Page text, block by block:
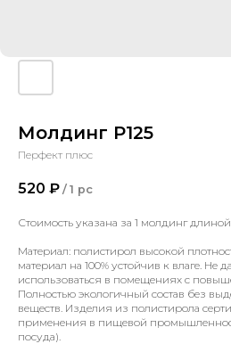
Молдинг P125
Перфект плюс
520 ₽ / 1 pc
Стоимость указана за 1 молдинг
Материал: полистирол высокой
материал на 100% устойчив к влаге. Не
использоваться в помещениях с
Полностью экологичный состав без
веществ. Изделия из полистирола
применения в пищевой
посуда).